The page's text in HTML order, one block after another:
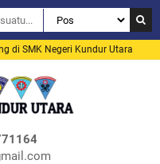
di SMK Negeri Kundur Utara